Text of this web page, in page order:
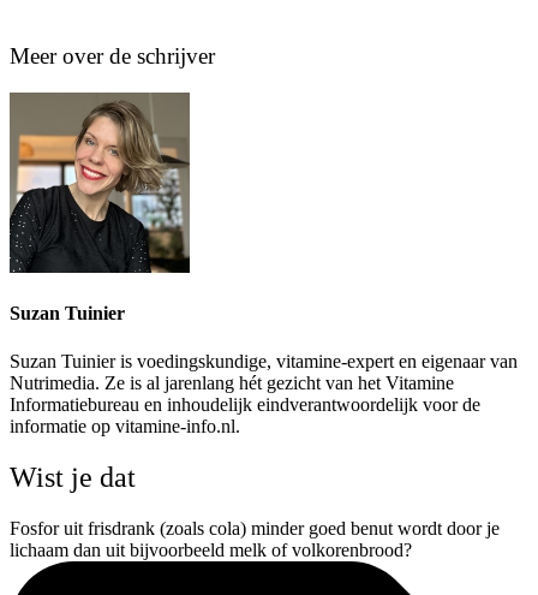
Meer over de schrijver
Suzan Tuinier
Suzan Tuinier is voedingskundige, vitamine-expert en eigenaar van
Nutrimedia. Ze is al jarenlang hét gezicht van het Vitamine
Informatiebureau en inhoudelijk eindverantwoordelijk voor de
informatie op vitamine-info.nl.
Wist je dat
Fosfor uit frisdrank (zoals cola) minder goed benut wordt door je
lichaam dan uit bijvoorbeeld melk of volkorenbrood?